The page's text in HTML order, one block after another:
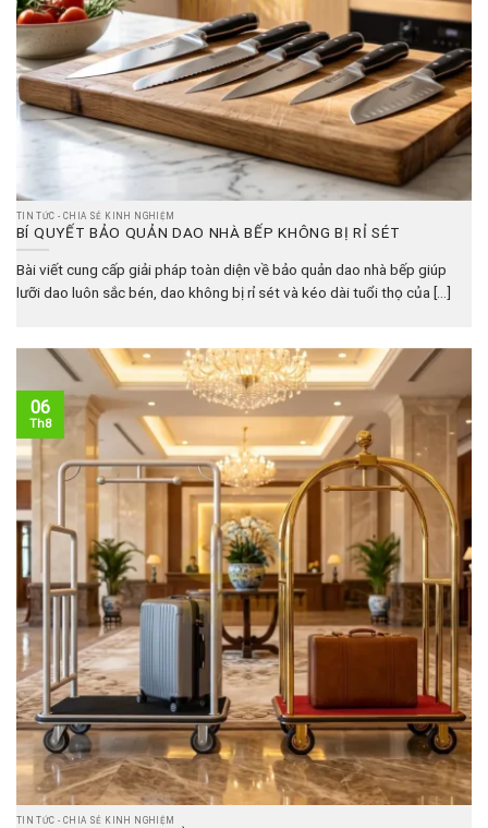
TIN TỨC - CHIA SẺ KINH NGHIỆM
BÍ QUYẾT BẢO QUẢN DAO NHÀ BẾP KHÔNG BỊ RỈ SÉT
Bài viết cung cấp giải pháp toàn diện về bảo quản dao nhà bếp giúp
lưỡi dao luôn sắc bén, dao không bị rỉ sét và kéo dài tuổi thọ của [...]
TIN TỨC - CHIA SẺ KINH NGHIỆM
06
Th8